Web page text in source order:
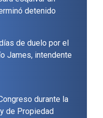
detenido
de duelo por el
James, intendente
durante la
de Propiedad